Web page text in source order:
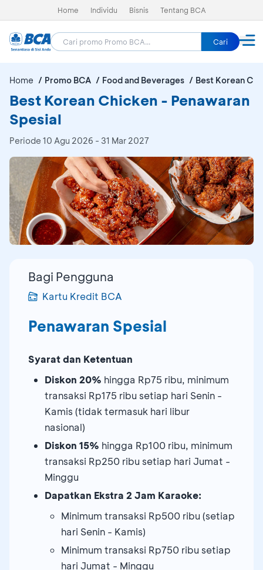
Home Individu Bisnis Tentang BCA
Cari
Home Promo BCA Food and Beverages Best Korean
Best Korean Chicken - Penawaran
Spesial
Periode 10 Agu 2026 - 31 Mar 2027
Bagi Pengguna
Kartu Kredit BCA
Penawaran Spesial
Syarat dan Ketentuan
Diskon 20% hingga Rp75 ribu, minimum
transaksi Rp175 ribu setiap hari Senin -
Kamis (tidak termasuk hari libur
nasional)
Diskon 15% hingga Rp100 ribu, minimum
transaksi Rp250 ribu setiap hari Jumat -
Minggu
Dapatkan Ekstra 2 Jam Karaoke:
Minimum transaksi Rp500 ribu (setiap
hari Senin - Kamis)
Minimum transaksi Rp750 ribu setiap
hari Jumat - Minggu